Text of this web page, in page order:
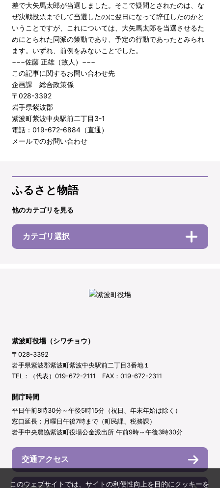
差で大矢馬太郎が当選しました。そこで疑問とされたのは、な
ぜ決戦投票までして当選したのに翌日になって辞任したのかと
いうことですが、これについては、大矢馬太郎を当選させるた
めにとられた同派の策動であり、予定の行動であったとみられ
ます。いずれ、前例をみないことでした。
−−−佐藤 正雄（故人）−−−
この記事に関するお問い合わせ先
企画課 総合政策係
〒028-3392
岩手県紫波郡
紫波町紫波中央駅前二丁目3-1
電話：019-672-6884（直通）
メールでのお問い合わせ
ふるさと物語
他のカテゴリを見る
カテゴリ選択
紫波町役場（シワチョウ）
〒028-3392
岩手県紫波郡紫波町紫波中央駅前二丁目3番地１
TEL：（代表）019-672-2111 FAX：019-672-2311
開庁時間
平日午前8時30分～午後5時15分（祝日、年末年始は除く）
窓口延長：月曜日午後7時まで（町民課、税務課）
岩手中央農協紫波町役場公金派出所 午前9時～午後3時30分
交通アクセス
このウェブサイトでは、サイトの利便性向上を目的にクッキーを